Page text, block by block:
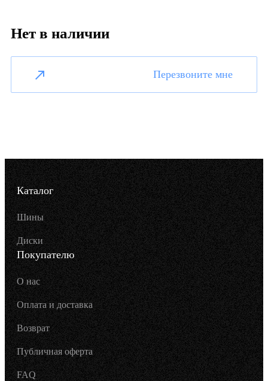
Нет в наличии
Перезвоните мне
Каталог
Шины
Диски
Покупателю
О нас
Оплата и доставка
Возврат
Публичная оферта
FAQ